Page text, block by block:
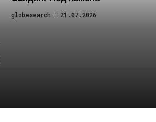
globesearch 21.07.2026